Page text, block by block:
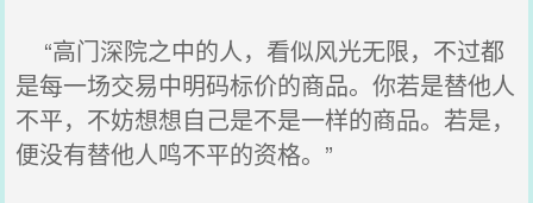
“高门深院之中的人，看似风光无限，不过都
是每一场交易中明码标价的商品。你若是替他人
不平，不妨想想自己是不是一样的商品。若是，
便没有替他人鸣不平的资格。”